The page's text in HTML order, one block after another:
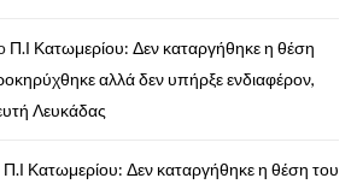
Π.Ι Κατωμερίου: Δεν καταργήθηκε η θέση
αλλά δεν υπήρξε ενδιαφέρον,
Λευκάδας
Π.Ι Κατωμερίου: Δεν καταργήθηκε η θέση του